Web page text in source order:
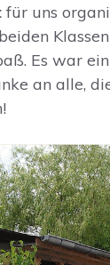
für uns
Es war
an alle,